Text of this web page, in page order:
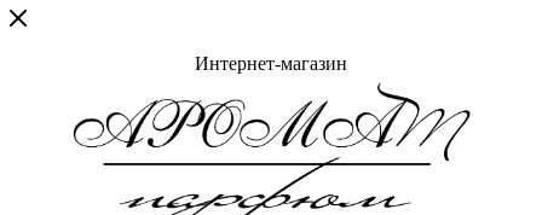
Интернет-магазин